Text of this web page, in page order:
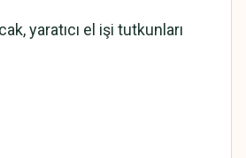
yaratıcı el işi tutkunları